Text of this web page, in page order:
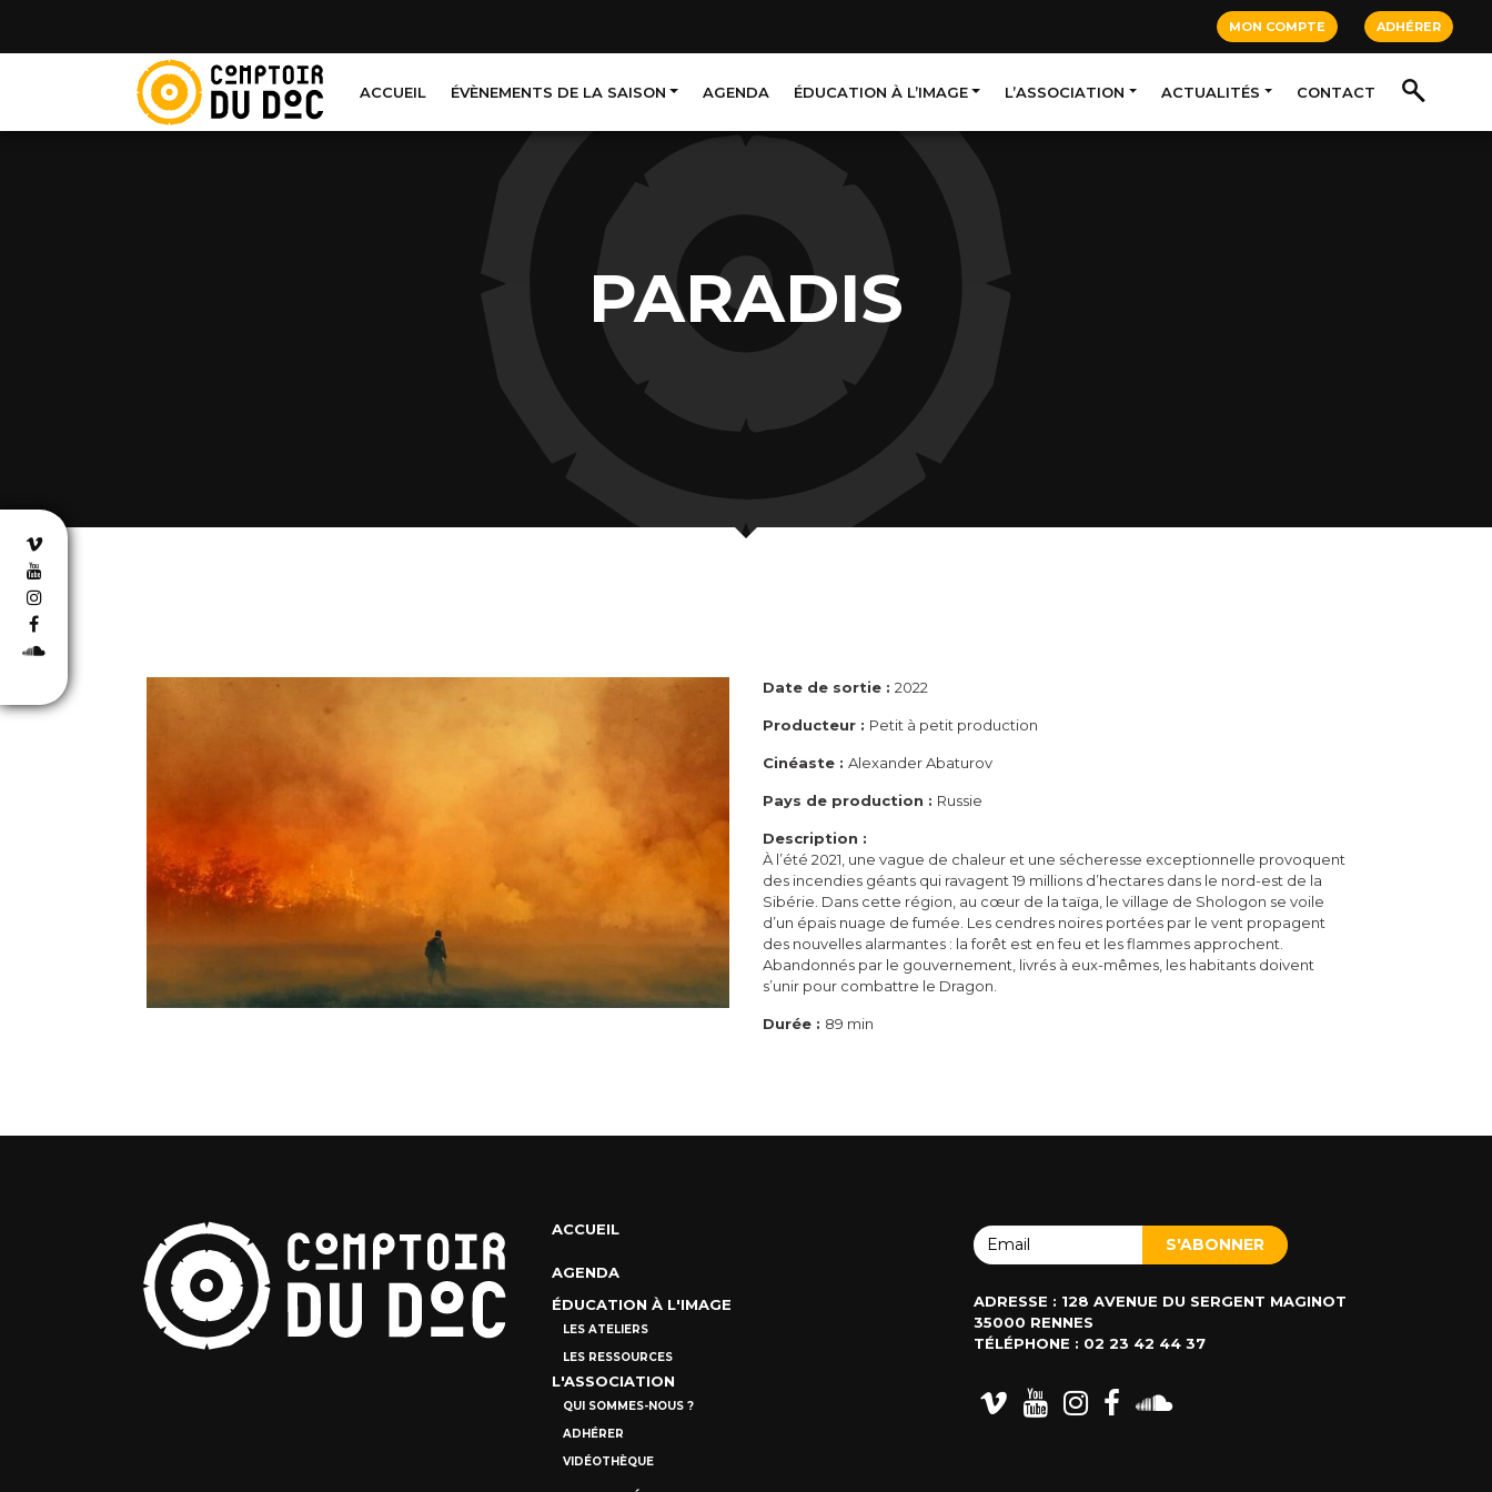
MON COMPTE ADHÉRER
ACCUEIL ÉVÈNEMENTS DE LA SAISON AGENDA ÉDUCATION À L’IMAGE L’ASSOCIATION ACTUALITÉS CONTACT
PARADIS
Date de sortie : 2022
Producteur : Petit à petit production
Cinéaste : Alexander Abaturov
Pays de production : Russie
Description :
À l’été 2021, une vague de chaleur et une sécheresse exceptionnelle provoquent
des incendies géants qui ravagent 19 millions d’hectares dans le nord-est de la
Sibérie. Dans cette région, au cœur de la taïga, le village de Shologon se voile
d’un épais nuage de fumée. Les cendres noires portées par le vent propagent
des nouvelles alarmantes : la forêt est en feu et les flammes approchent.
Abandonnés par le gouvernement, livrés à eux-mêmes, les habitants doivent
s’unir pour combattre le Dragon.
Durée : 89 min
ACCUEIL
AGENDA
ÉDUCATION À L'IMAGE
LES ATELIERS
LES RESSOURCES
L'ASSOCIATION
QUI SOMMES-NOUS ?
ADHÉRER
VIDÉOTHÈQUE
ADRESSE : 128 AVENUE DU SERGENT MAGINOT
35000 RENNES
TÉLÉPHONE : 02 23 42 44 37